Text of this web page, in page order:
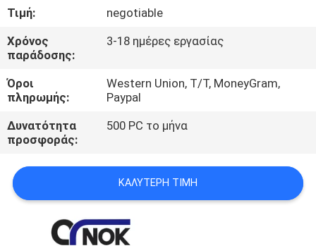
ΜΑΣ
ΕΛΆΤΕ
ΣΕ
ΕΠΑΦΉ
ΜΕ
ΕΙΔΉΣΕΙΣ
ΖΗΤΉΣΤΕ
Τιμή:
negotiable
Χρόνος
παράδοσης:
3-18 ημέρες εργασίας
Όροι
πληρωμής:
Western Union, T/T, MoneyGram,
Paypal
Δυνατότητα
προσφοράς:
500 PC το μήνα
ΚΑΛΎΤΕΡΗ ΤΙΜΉ